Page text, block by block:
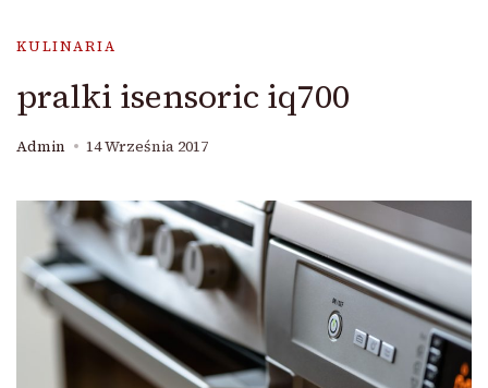
KULINARIA
pralki isensoric iq700
Admin 14 Września 2017